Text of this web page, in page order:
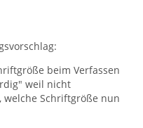
beim Verfassen
weil nicht
Schriftgröße nun